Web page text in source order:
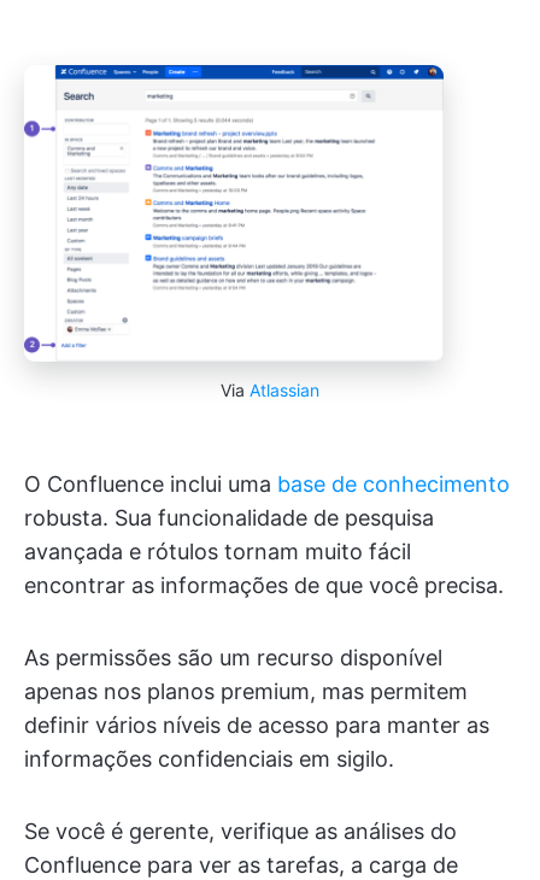
Via Atlassian
O Confluence inclui uma base de conhecimento
robusta. Sua funcionalidade de pesquisa
avançada e rótulos tornam muito fácil
encontrar as informações de que você precisa.
As permissões são um recurso disponível
apenas nos planos premium, mas permitem
definir vários níveis de acesso para manter as
informações confidenciais em sigilo.
Se você é gerente, verifique as análises do
Confluence para ver as tarefas, a carga de